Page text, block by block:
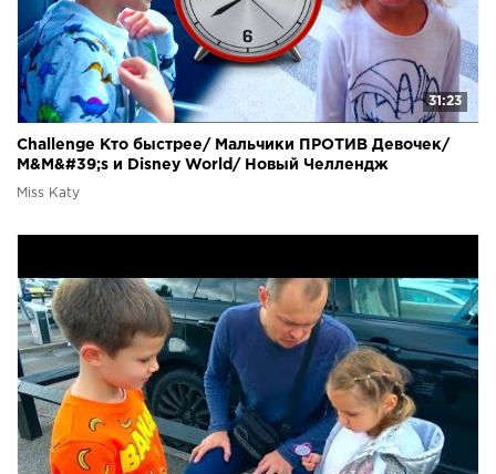
31:23
Challenge Кто быстрее/ Мальчики ПРОТИВ Девочек/
M&M&#39;s и Disney World/ Новый Челлендж
Miss Katy